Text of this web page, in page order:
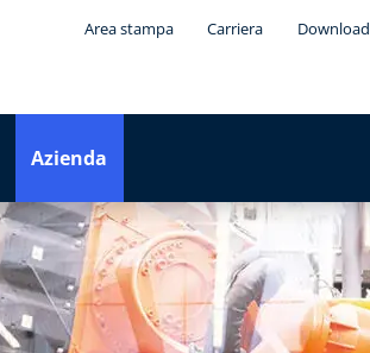
Area stampa Carriera Download
Azienda